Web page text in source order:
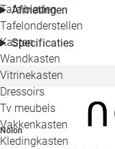
Tafelbladen
Tafelonderstellen
Kasten
Wandkasten
Vitrinekasten
Dressoirs
Tv meubels
Vakkenkasten
Kledingkasten
Afmetingen
Specificaties
Nolon